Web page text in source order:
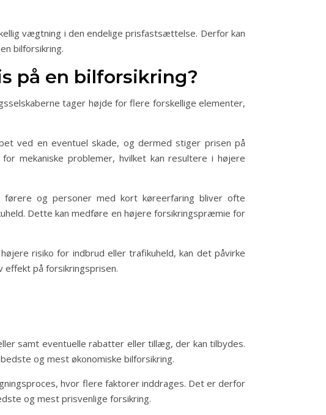
vægtning i den endelige prisfastsættelse. Derfor kan
bilforsikring.
på en bilforsikring?
tager højde for flere forskellige elementer,
ved en eventuel skade, og dermed stiger prisen på
mekaniske problemer, hvilket kan resultere i højere
førere og personer med kort køreerfaring bliver ofte
Dette kan medføre en højere forsikringspræmie for
risiko for indbrud eller trafikuheld, kan det påvirke
effekt på forsikringsprisen.
samt eventuelle rabatter eller tillæg, der kan tilbydes.
og mest økonomiske bilforsikring.
hvor flere faktorer inddrages. Det er derfor
og mest prisvenlige forsikring.